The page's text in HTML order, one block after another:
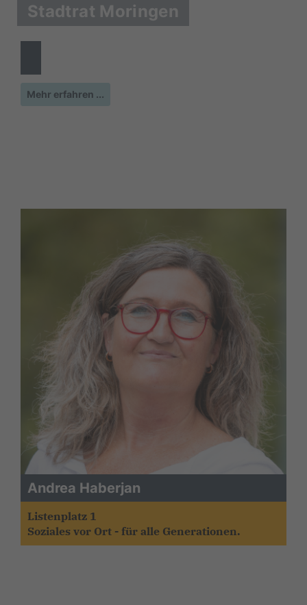
Stadtrat Moringen
Mehr erfahren ...
Andrea Haberjan
Listenplatz 1
Soziales vor Ort - für alle Generationen.